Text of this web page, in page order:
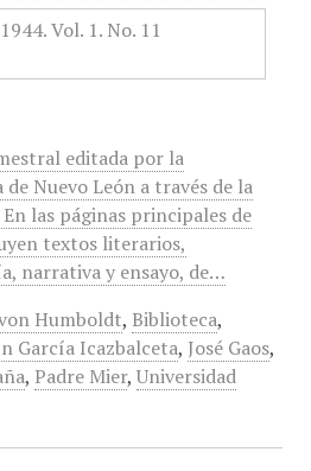
editada por la
Nuevo León a través de la
las páginas principales de
textos literarios,
narrativa y ensayo, de…
Humboldt, Biblioteca,
García Icazbalceta, José Gaos,
, Padre Mier, Universidad